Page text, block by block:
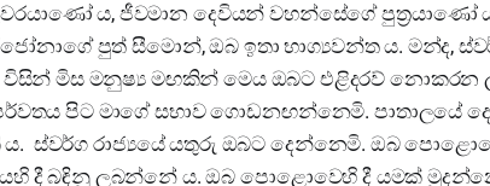
ය, ජීවමාන දෙවියන් වහන්සේගේ පුත්‍රයාණෝ
පුත් සීමොන්, ඔබ ඉතා භාග්‍යවන්ත ය. මන්ද,
මිස මනුෂ්‍ය මඟකින් මෙය ඔබට එළිදරව් නොකරන
පිට මාගේ සභාව ගොඩනඟන්නෙමි. පාතාලයේ
ස්වර්ග රාජ්‍යයේ යතුරු ඔබට දෙන්නෙමි. ඔබ
දී බඳිනු ලබන්නේ ය. ඔබ පොළොවෙහි දී යමක්